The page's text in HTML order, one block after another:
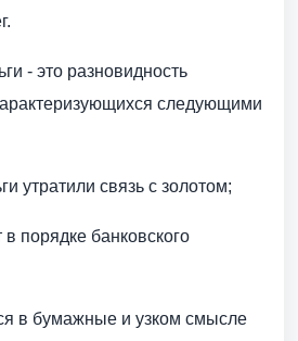
- это разновидность
следующими
утратили связь с золотом;
порядке банковского
в бумажные и узком смысле